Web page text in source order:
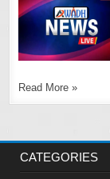
Read More »
CATEGORIES